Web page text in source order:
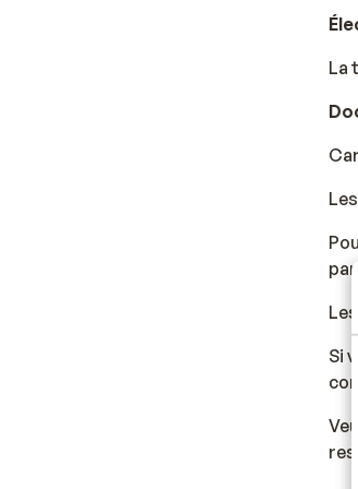
en formule tout compris ou
Rien de mieux qu’un citytrip avec
pleinement des joies de Lisbonne !
La
Si